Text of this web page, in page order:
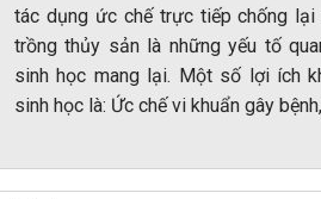
tác dụng ức chế trực tiếp chống lại
trồng thủy sản là những yếu tố
sinh học mang lại. Một số lợi ích
sinh học là: Ức chế vi khuẩn gây